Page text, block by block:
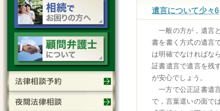
遺言について少々6
一般の方が，遺言
書を書く方式の遺言
は明確でなければな
証書遺言で遺言を残
が安心でしょう。
一方で公正証書遺
で，言葉遣いの面で